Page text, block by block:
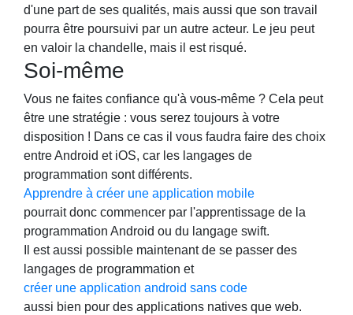
d'une part de ses qualités, mais aussi que son travail
pourra être poursuivi par un autre acteur. Le jeu peut
en valoir la chandelle, mais il est risqué.
Soi-même
Vous ne faites confiance qu'à vous-même ? Cela peut
être une stratégie : vous serez toujours à votre
disposition ! Dans ce cas il vous faudra faire des choix
entre Android et iOS, car les langages de
programmation sont différents.
Apprendre à créer une application mobile
pourrait donc commencer par l'apprentissage de la
programmation Android ou du langage swift.
Il est aussi possible maintenant de se passer des
langages de programmation et
créer une application android sans code
aussi bien pour des applications natives que web.